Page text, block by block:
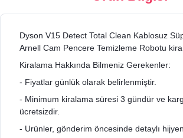
Dyson V15 Detect Total Clean Kablosuz
Arnell Cam Pencere Temizleme Robotu
Kiralama Hakkında Bilmeniz Gerekenler:
- Fiyatlar günlük olarak belirlenmiştir.
- Minimum kiralama süresi 3 gündür ve
ücretsizdir.
- Urünler, gönderim öncesinde detaylı hijyen